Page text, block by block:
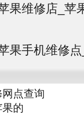
果维修店_苹
果手机维修
点查询
的